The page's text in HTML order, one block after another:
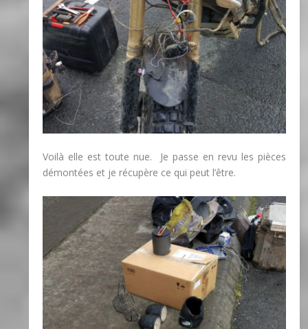
Voilà elle est toute nue. Je passe en revu les pièces
démontées et je récupère ce qui peut l’être.